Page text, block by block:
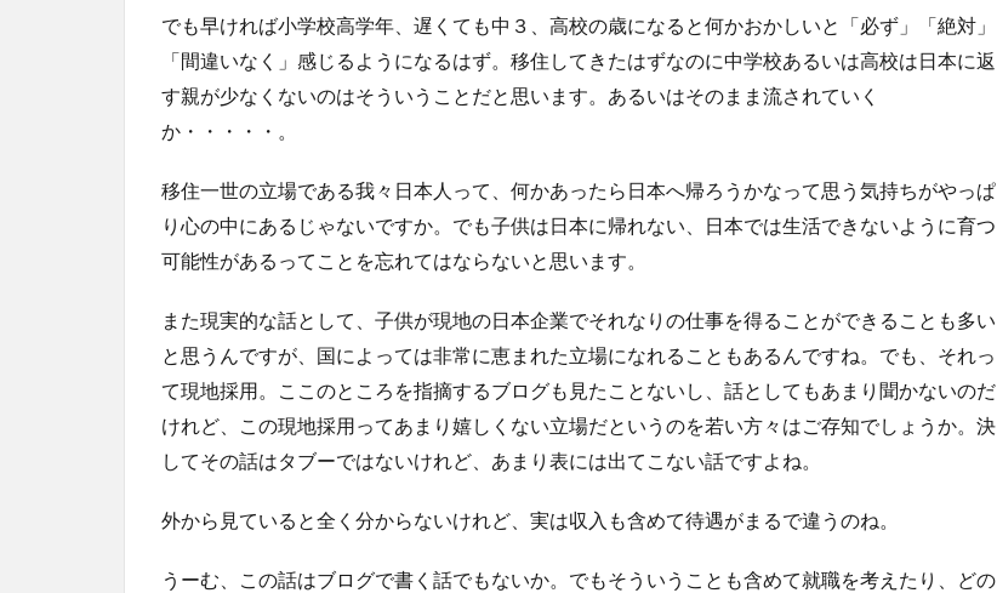
でも早ければ小学校高学年、遅くても中３、高校の歳になると何かおかしいと「必ず」「絶対」
「間違いなく」感じるようになるはず。移住してきたはずなのに中学校あるいは高校は日本に返
す親が少なくないのはそういうことだと思います。あるいはそのまま流されていく
か・・・・・。
移住一世の立場である我々日本人って、何かあったら日本へ帰ろうかなって思う気持ちがやっぱ
り心の中にあるじゃないですか。でも子供は日本に帰れない、日本では生活できないように育つ
可能性があるってことを忘れてはならないと思います。
また現実的な話として、子供が現地の日本企業でそれなりの仕事を得ることができることも多い
と思うんですが、国によっては非常に恵まれた立場になれることもあるんですね。でも、それっ
て現地採用。ここのところを指摘するブログも見たことないし、話としてもあまり聞かないのだ
けれど、この現地採用ってあまり嬉しくない立場だというのを若い方々はご存知でしょうか。決
してその話はタブーではないけれど、あまり表には出てこない話ですよね。
外から見ていると全く分からないけれど、実は収入も含めて待遇がまるで違うのね。
うーむ、この話はブログで書く話でもないか。でもそういうことも含めて就職を考えたり、どの